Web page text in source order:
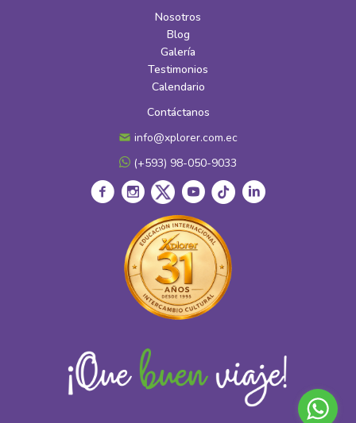
Nosotros
Blog
Galería
Testimonios
Calendario
Contáctanos
info@xplorer.com.ec
(+593) 98-050-9033